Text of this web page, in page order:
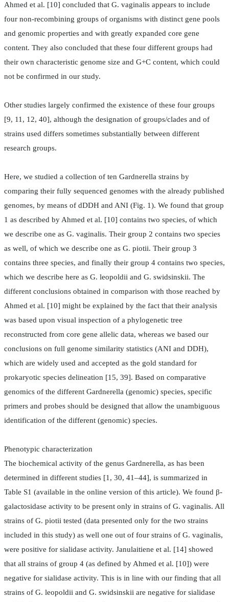
Ahmed et al. [10] concluded that G. vaginalis appears to include
four non-recombining groups of organisms with distinct gene pools
and genomic properties and with greatly expanded core gene
content. They also concluded that these four different groups had
their own characteristic genome size and G+C content, which could
not be confirmed in our study.
Other studies largely confirmed the existence of these four groups
[9, 11, 12, 40], although the designation of groups/clades and of
strains used differs sometimes substantially between different
research groups.
Here, we studied a collection of ten Gardnerella strains by
comparing their fully sequenced genomes with the already published
genomes, by means of dDDH and ANI (Fig. 1). We found that group
1 as described by Ahmed et al. [10] contains two species, of which
we describe one as G. vaginalis. Their group 2 contains two species
as well, of which we describe one as G. piotii. Their group 3
contains three species, and finally their group 4 contains two species,
which we describe here as G. leopoldii and G. swidsinskii. The
different conclusions obtained in comparison with those reached by
Ahmed et al. [10] might be explained by the fact that their analysis
was based upon visual inspection of a phylogenetic tree
reconstructed from core gene allelic data, whereas we based our
conclusions on full genome similarity statistics (ANI and DDH),
which are widely used and accepted as the gold standard for
prokaryotic species delineation [15, 39]. Based on comparative
genomics of the different Gardnerella (genomic) species, specific
primers and probes should be designed that allow the unambiguous
identification of the different (genomic) species.
Phenotypic characterization
The biochemical activity of the genus Gardnerella, as has been
determined in different studies [1, 30, 41–44], is summarized in
Table S1 (available in the online version of this article). We found β-
galactosidase activity to be present only in strains of G. vaginalis. All
strains of G. piotii tested (data presented only for the two strains
included in this study) as well one out of four strains of G. vaginalis,
were positive for sialidase activity. Janulaitiene et al. [14] showed
that all strains of group 4 (as defined by Ahmed et al. [10]) were
negative for sialidase activity. This is in line with our finding that all
strains of G. leopoldii and G. swidsinskii are negative for sialidase